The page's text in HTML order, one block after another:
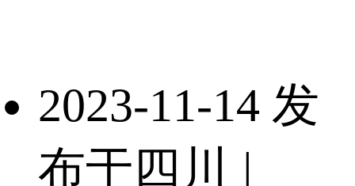
2023-11-14 发
布于四川
|